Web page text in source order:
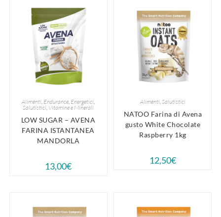
Alimenti, Endurance, Energetici,
Salutistici, Vitamine e Minerali
LOW SUGAR – AVENA
FARINA ISTANTANEA
MANDORLA
13,00€
Alimenti,Salutistici
NATOO Farina di Avena
gusto White Chocolate
Raspberry 1kg
12,50€